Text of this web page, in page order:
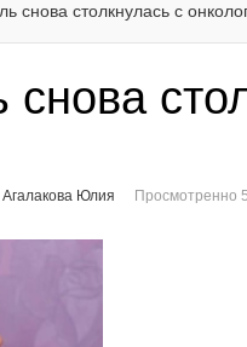
снова столкнулась с
Агалакова Юлия Просмотренно